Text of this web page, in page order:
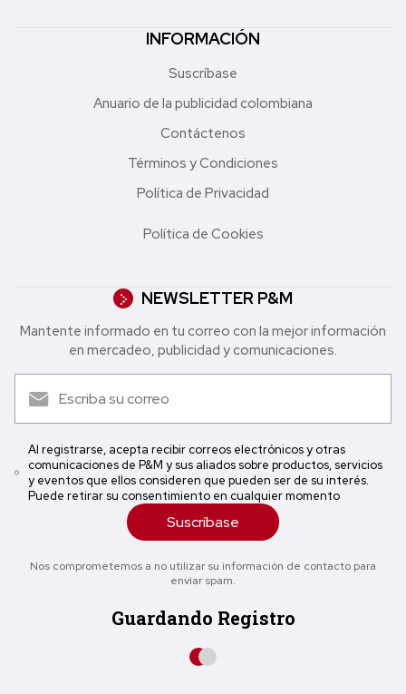
INFORMACIÓN
Suscríbase
Anuario de la publicidad colombiana
Contáctenos
Términos y Condiciones
Política de Privacidad
Política de Cookies
NEWSLETTER P&M
Mantente informado en tu correo con la mejor in formación
en mercadeo, publicidad y comunicaciones.
Al registrarse, acepta recibir correos electrónicos y otras
comunicaciones de P&M y sus aliados sobre productos, servicios
y eventos que ellos consideren que pueden ser de su interés.
Puede retirar su consentimiento en cualquier momento
Suscríbase
Nos comprometemos a no utilizar su información de contacto para
enviar spam.
Guardando Registro